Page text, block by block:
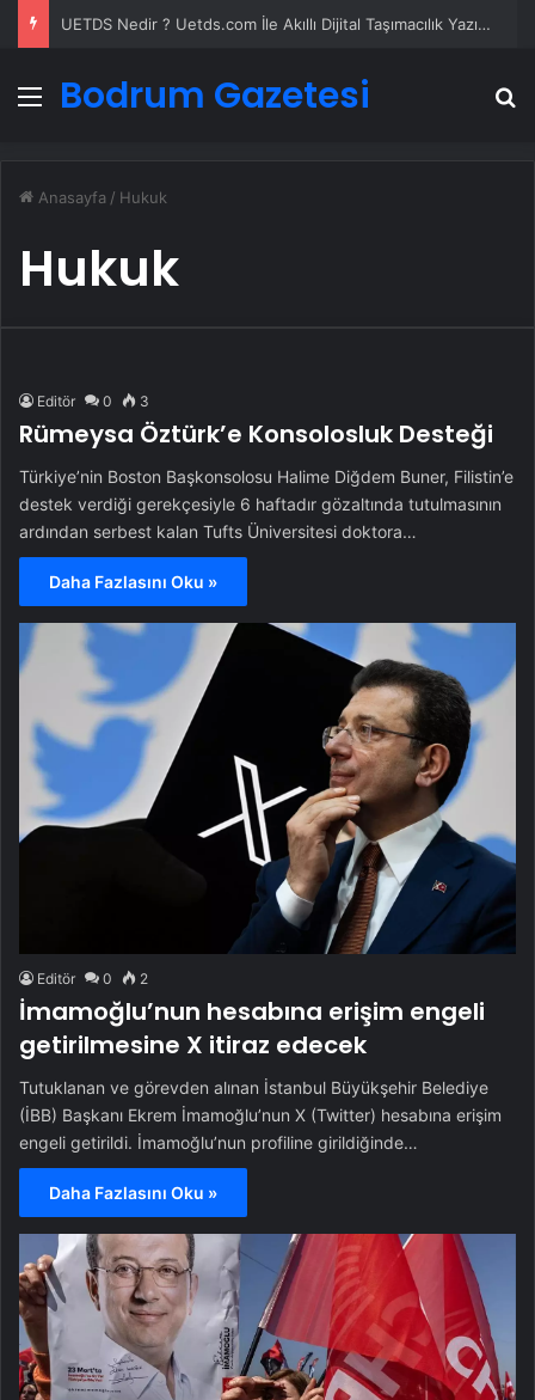
UETDS Nedir ? Uetds.com İle Akıllı Dijital Taşımacılık Yazılımı
Menü
Bodrum Gazetesi
Anasayfa / Hukuk
Hukuk
Editör 0 3
Rümeysa Öztürk’e Konsolosluk Desteği
Türkiye’nin Boston Başkonsolosu Halime Diğdem Buner, Filistin’e
destek verdiği gerekçesiyle 6 haftadır gözaltında tutulmasının
ardından serbest kalan Tufts Üniversitesi doktora…
Daha Fazlasını Oku »
Editör 0 2
İmamoğlu’nun hesabına erişim engeli
getirilmesine X itiraz edecek
Tutuklanan ve görevden alınan İstanbul Büyükşehir Belediye
(İBB) Başkanı Ekrem İmamoğlu’nun X (Twitter) hesabına erişim
engeli getirildi. İmamoğlu’nun profiline girildiğinde…
Daha Fazlasını Oku »